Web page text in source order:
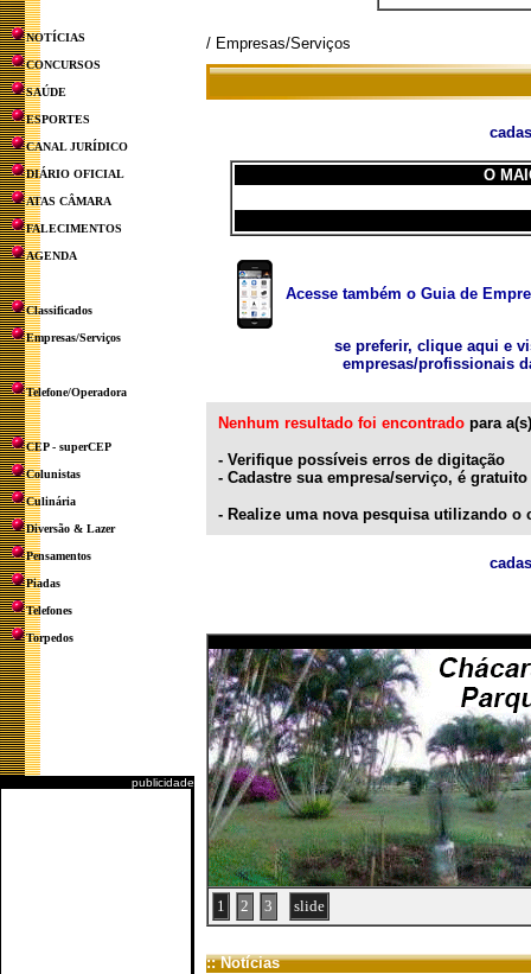
NOTÍCIAS
CONCURSOS
SAÚDE
ESPORTES
CANAL JURÍDICO
DIÁRIO OFICIAL
ATAS CÂMARA
FALECIMENTOS
AGENDA
Classificados
Empresas/Serviços
Telefone/Operadora
CEP - superCEP
Colunistas
Culinária
Diversão & Lazer
Pensamentos
Piadas
Telefones
Torpedos
publicidade
/ Empresas/Serviços
O
Acesse também o Guia de
se preferir, clique aqui e
empresas/profissionais
Nenhum resultado foi encontrado para
- Verifique possíveis erros de digitação
- Cadastre sua empresa/serviço, é gratuito
- Realize uma nova pesquisa utilizando o
1 2 3 slide
:: Notícias